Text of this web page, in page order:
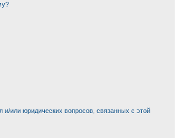
и/или юридических вопросов, связанных с этой